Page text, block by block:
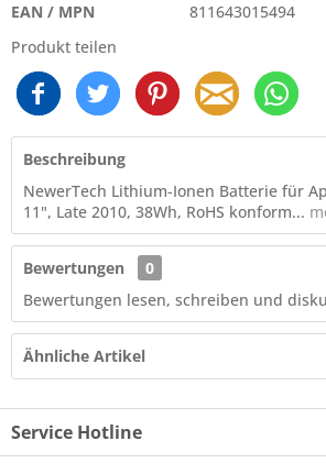
EAN / MPN
811643015494
Produkt teilen
Beschreibung
NewerTech Lithium-Ionen Batterie für
11", Late 2010, 38Wh, RoHS konform...
Bewertungen
0
Bewertungen lesen, schreiben und
Ähnliche Artikel
Service Hotline